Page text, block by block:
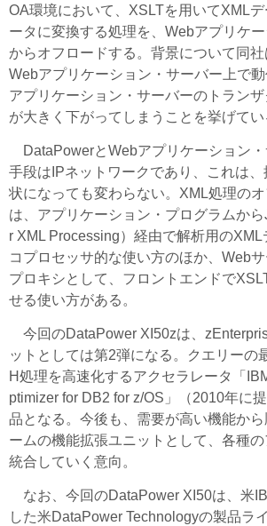
OA環境において、XSLTを用いてXML
ータに変換する処理を、Webアプリケ
からオフロードする。背景について同
Webアプリケーション・サーバー上で
アプリケーション・サーバーのトラン
が大きく下がってしまうことを挙げてい
DataPowerとWebアプリケーション
手段はIPネットワークであり、これは
状になっても変わらない。XML処理の
は、アプリケーション・プログラムか
r XML Processing）経由で解析用の
コプロセッサ的な使い方のほか、Web
プロキシとして、フロントエンドで
せる使い方がある。
今回のDataPower XI50zは、
ットとしては第2弾になる。クエリーの
H処理を高速化するアクセラレータ「
ptimizer for DB2 for z/OS」（2010年に
品となる。今後も、需要が高い機能か
ームの機能拡張ユニットとして、各種
統合していく意向。
なお、今回のDataPower XI50は、米
した米DataPower Technologyの製品ラ